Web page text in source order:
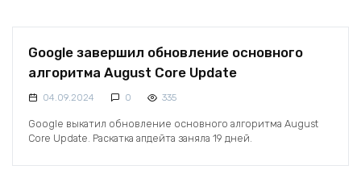
Google завершил обновление основного
алгоритма August Core Update
04.09.2024 0 335
Google выкатил обновление основного алгоритма August
Core Update. Раскатка апдейта заняла 19 дней.